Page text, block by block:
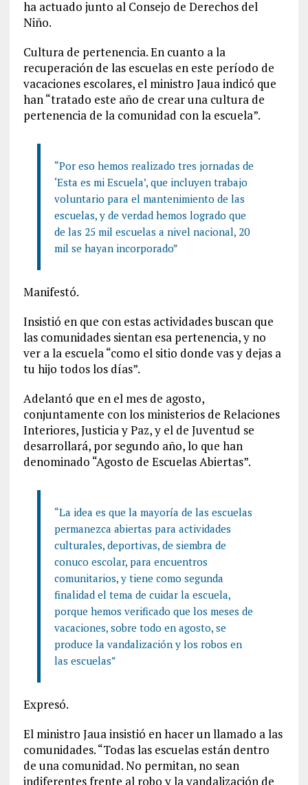
ha actuado junto al Consejo de Derechos del
Niño.
Cultura de pertenencia. En cuanto a la
recuperación de las escuelas en este período de
vacaciones escolares, el ministro Jaua indicó que
han “tratado este año de crear una cultura de
pertenencia de la comunidad con la escuela”.
“Por eso hemos realizado tres jornadas de
‘Esta es mi Escuela’, que incluyen trabajo
voluntario para el mantenimiento de las
escuelas, y de verdad hemos logrado que
de las 25 mil escuelas a nivel nacional, 20
mil se hayan incorporado”
Manifestó.
Insistió en que con estas actividades buscan que
las comunidades sientan esa pertenencia, y no
ver a la escuela “como el sitio donde vas y dejas a
tu hijo todos los días”.
Adelantó que en el mes de agosto,
conjuntamente con los ministerios de Relaciones
Interiores, Justicia y Paz, y el de Juventud se
desarrollará, por segundo año, lo que han
denominado “Agosto de Escuelas Abiertas”.
“La idea es que la mayoría de las escuelas
permanezca abiertas para actividades
culturales, deportivas, de siembra de
conuco escolar, para encuentros
comunitarios, y tiene como segunda
finalidad el tema de cuidar la escuela,
porque hemos verificado que los meses de
vacaciones, sobre todo en agosto, se
produce la vandalización y los robos en
las escuelas”
Expresó.
El ministro Jaua insistió en hacer un llamado a las
comunidades. “Todas las escuelas están dentro
de una comunidad. No permitan, no sean
indiferentes frente al robo y la vandalización de